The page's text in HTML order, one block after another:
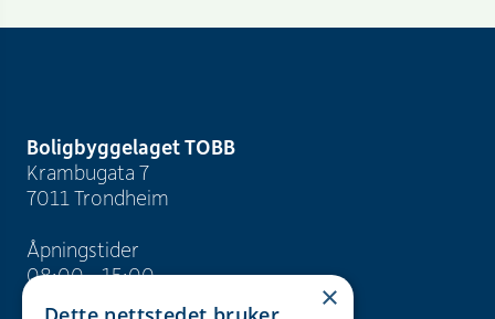
Boligbyggelaget TOBB
Krambugata 7
7011 Trondheim
Åpningstider
08:00 - 15:00
×